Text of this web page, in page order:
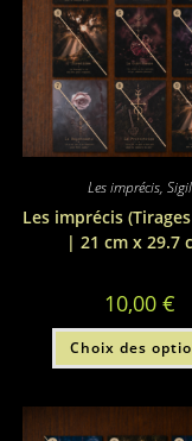
Les imprécis,Sigil
Les imprécis
| 21 cm x 29.7
10,00€
Choix des